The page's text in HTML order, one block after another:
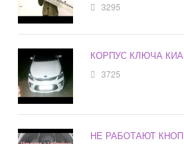
3295
КОРПУС КЛЮЧА
3725
НЕ РАБОТАЮТ